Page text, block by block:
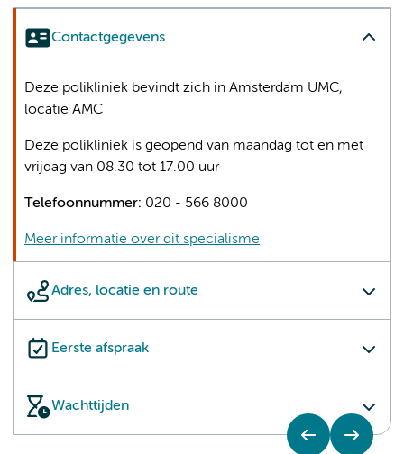
Contactgegevens
Adres, locatie en route
Eerste afspraak
Wachttijden
Deze polikliniek bevindt zich in Amsterdam UMC,
locatie AMC
Deze polikliniek is geopend van maandag tot en met
vrijdag van 08.30 tot 17.00 uur
Telefoonnummer: 020 - 566 8000
Meer informatie over dit specialisme